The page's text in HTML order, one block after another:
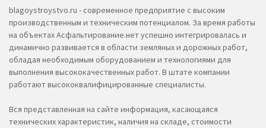
blagoystroystvo.ru - современное предприятие с высоким
производственным и техническим потенциалом. За время работы
на объектах Асфальтирование.нет успешно интегрировалась и
динамично развивается в области земляных и дорожных работ,
обладая необходимым оборудованием и технологиями для
выполнения высококачественных работ. В штате компании
работают высококвалифицированные специалисты.
Вся представленная на сайте информация, касающаяся
технических характеристик, наличия на складе, стоимости